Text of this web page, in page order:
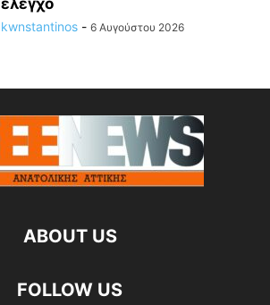
έλεγχο
kwnstantinos - 6 Αυγούστου 2026
ABOUT US
FOLLOW US